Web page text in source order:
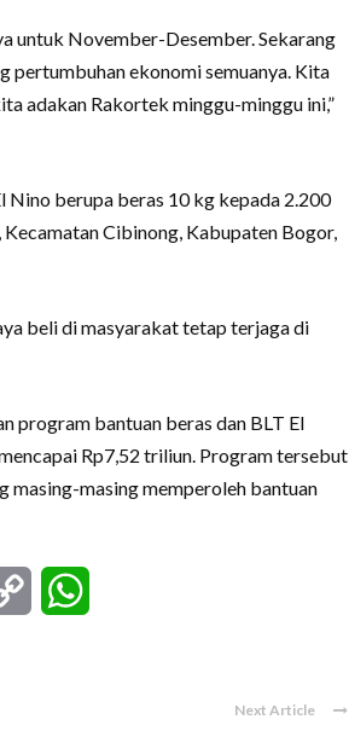
untuk November-Desember. Sekarang
pertumbuhan ekonomi semuanya. Kita
adakan Rakortek minggu-minggu ini,”
Nino berupa beras 10 kg kepada 2.200
Cibinong, Kabupaten Bogor,
beli di masyarakat tetap terjaga di
program bantuan beras dan BLT El
Rp7,52 triliun. Program tersebut
masing-masing memperoleh bantuan
Copy
Next Article